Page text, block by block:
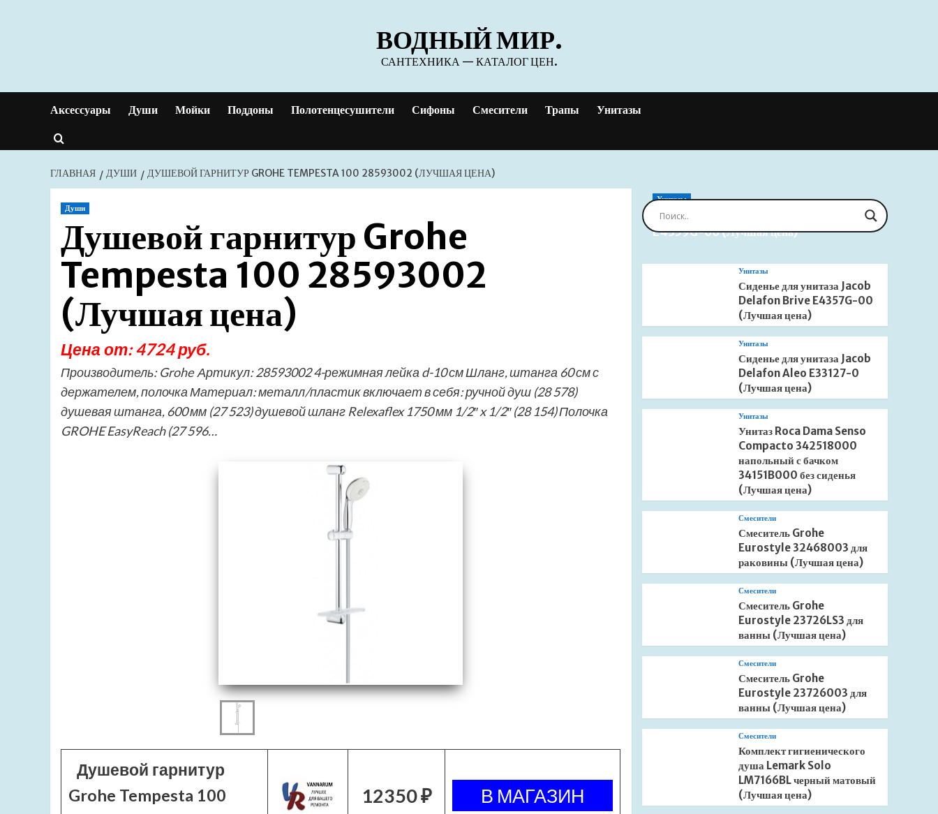
ВОДНЫЙ МИР.
САНТЕХНИКА — КАТАЛОГ ЦЕН.
Аксессуары Души Мойки Поддоны Полотенцесушители Сифоны Смесители Трапы Унитазы
ГЛАВНАЯ ДУШИ ДУШЕВОЙ ГАРНИТУР GROHE TEMPESTA 100 28593002 (ЛУЧШАЯ ЦЕНА)
Души
Душевой гарнитур Grohe
Tempesta 100 28593002
(Лучшая цена)
Цена от: 4724 руб.
Производитель: Grohe Артикул: 28593002 4-режимная лейка d-10 см Шланг, штанга 60 см с
держателем, полочка Материал: металл/пластик включает в себя: ручной душ (28 578)
душевая штанга, 600 мм (27 523) душевой шланг Relexaflex 1750 мм 1/2″ x 1/2″ (28 154) Полочка
GROHE EasyReach (27 596…
Душевой гарнитур
Grohe Tempesta 100
12350 ₽
Унитазы
Сиденье для унитаза Jacob Delafon Brive
E4359G-00 (Лучшая цена)
Унитазы
Сиденье для унитаза Jacob
Delafon Brive E4357G-00
(Лучшая цена)
Унитазы
Сиденье для унитаза Jacob
Delafon Aleo E33127-0
(Лучшая цена)
Унитазы
Унитаз Roca Dama Senso
Compacto 342518000
напольный с бачком
34151B000 без сиденья
(Лучшая цена)
Смесители
Смеситель Grohe
Eurostyle 32468003 для
раковины (Лучшая цена)
Смесители
Смеситель Grohe
Eurostyle 23726LS3 для
ванны (Лучшая цена)
Смесители
Смеситель Grohe
Eurostyle 23726003 для
ванны (Лучшая цена)
Смесители
Комплект гигиенического
душа Lemark Solo
LM7166BL черный матовый
(Лучшая цена)